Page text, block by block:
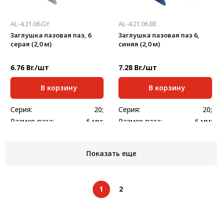
AL-4.21.06.GY
Заглушка пазовая паз, 6
серая (2,0 м)
6.76 Br./шт
В корзину
Серия:
20;
Размер паза:
6 мм;
0,240
AL-4.21.06.BE
Заглушка пазовая паз 6,
синяя (2,0 м)
7.28 Br./шт
В корзину
Серия:
20;
Размер паза:
6 мм;
Масса, кг/шт:
Показать еще
1 2